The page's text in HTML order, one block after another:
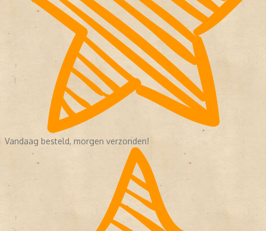
Vandaag besteld, morgen verzonden!